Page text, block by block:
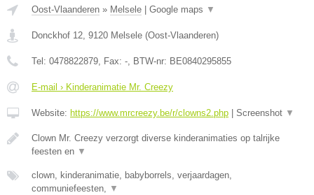
Oost-Vlaanderen » Melsele Google maps ▼
Donckhof 12, 9120 Melsele (Oost-Vlaanderen)
Tel: 0478822879, Fax: -, BTW-nr: BE0840295855
E-mail › Kinderanimatie Mr. Creezy
Website: https://www.mrcreezy.be/r/clowns2.php Screenshot ▼
Clown Mr. Creezy verzorgt diverse kinderanimaties op talrijke
feesten en ▼
clown, kinderanimatie, babyborrels, verjaardagen,
communiefeesten, ▼